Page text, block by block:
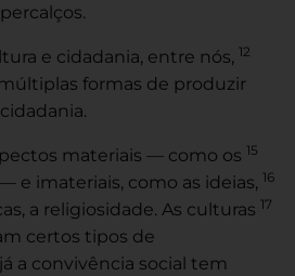
e cidadania, entre nós, 12
formas de produzir
materiais — como os 15
e imateriais, como as ideias, 16
a religiosidade. As culturas 17
certos tipos de
já a convivência social tem